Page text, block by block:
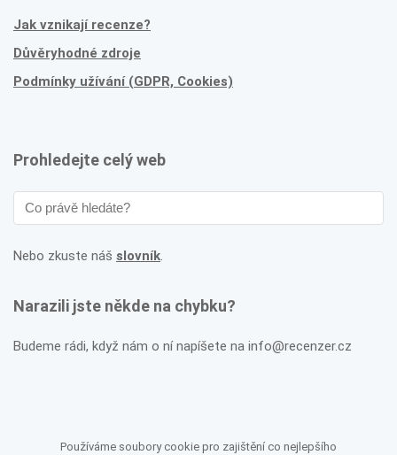
Jak vznikají recenze?
Důvěryhodné zdroje
Podmínky užívání (GDPR, Cookies)
Prohledejte celý web
Nebo zkuste náš slovník.
Narazili jste někde na chybku?
Budeme rádi, když nám o ní napíšete na info@recenzer.cz
Používáme soubory cookie pro zajištění co nejlepšího